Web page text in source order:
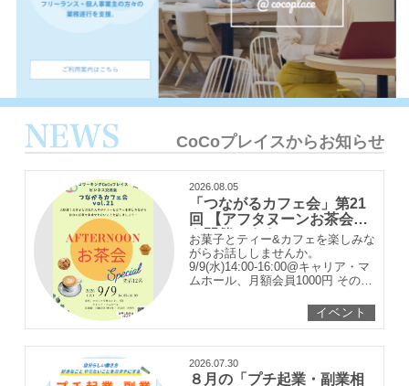
CoCoプレイスからお知らせ
2026.08.05
「つながるカフェ会」第21
回 【アフタヌーンお茶会】
を開催します！
お菓子とティー&カフェを楽しみな
がらお話ししませんか。
9/9(水)14:00-16:00@キャリア・マ
ムホール、月額会員1000円 その他
イベント
2026.07.30
８月の「プチ起業・副業相